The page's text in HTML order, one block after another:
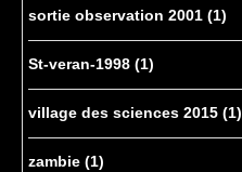
sortie observation 2001 (1)
St-veran-1998 (1)
village des sciences 2015 (1)
zambie (1)